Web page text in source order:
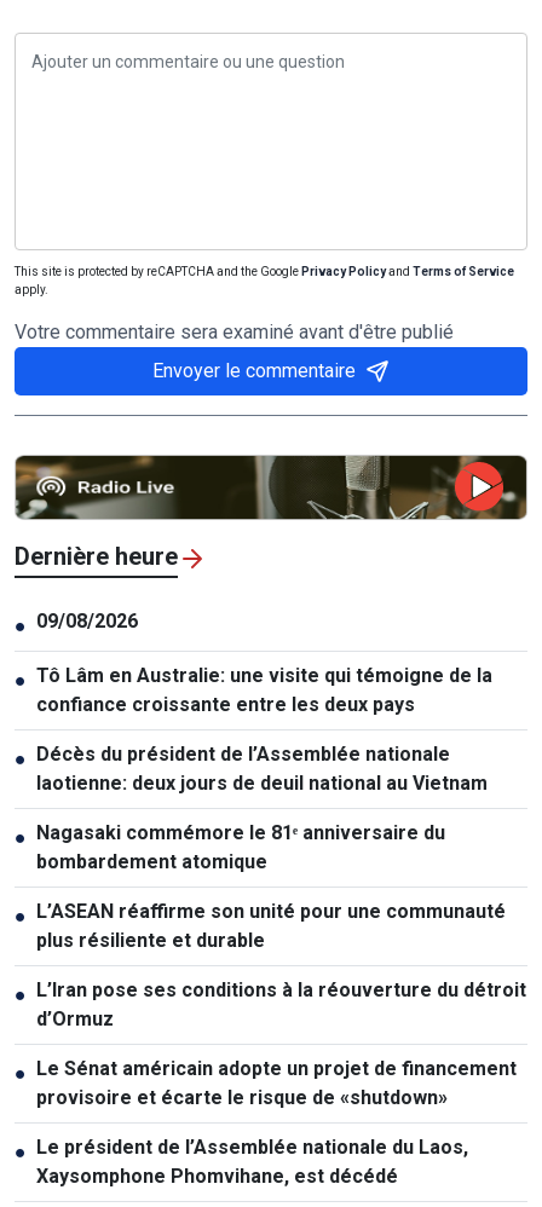
This site is protected by reCAPTCHA and the Google Privacy Policyand Terms of Service
apply.
Votre commentaire sera examiné avant d'être publié
Envoyer le commentaire
Dernière heure
● 09/08/2026
● Tô Lâm en Australie: une visite qui témoigne de la
confiance croissante entre les deux pays
● Décès du président de l’Assemblée nationale
laotienne: deux jours de deuil national au Vietnam
● Nagasaki commémore le 81ᵉ anniversaire du
bombardement atomique
● L’ASEAN réaffirme son unité pour une communauté
plus résiliente et durable
● L’Iran pose ses conditions à la réouverture du détroit
d’Ormuz
● Le Sénat américain adopte un projet de financement
provisoire et écarte le risque de «shutdown»
● Le président de l’Assemblée nationale du Laos,
Xaysomphone Phomvihane, est décédé